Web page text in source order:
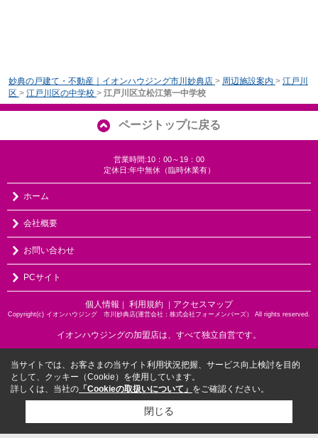
妙典の戸建て・不動産｜イオンハウジング市川妙典店 > 周辺施設案内 > 江戸川
区 > 江戸川区の中学校 > 江戸川区立松江第一中学校
ページトップに戻る
営業時間:10：00～19：00
定休日:年中無休（臨時休業有）
ホーム
会社概要
お問い合わせ
PCサイト
個人情報 ｜ 利用規約 ｜ アクセスマップ
Copyright(c) イオンハウジング 市川妙典店(運営会社：株式会社フォーメンバーズ） All rights reserved.
イオンハウジングの加盟店は、すべて独立自営です。
当サイトでは、お客さまの当サイト利用状況把握、サービス向上検討を目的
として、クッキー（Cookie）を使用しています。
詳しくは、当社の 「Cookieの取扱いについて」 をご確認ください。
閉じる